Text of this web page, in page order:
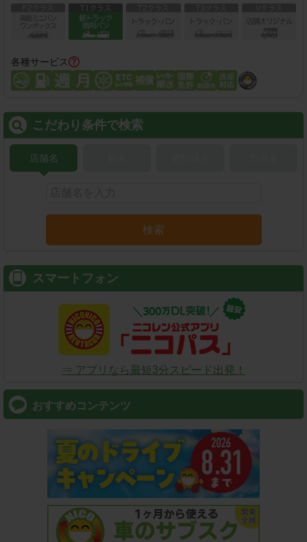
各種サービス
こだわり条件で検索
店舗名
検索
スマートフォン
⇒ アプリなら最短3分スピード出発！
おすすめコンテンツ